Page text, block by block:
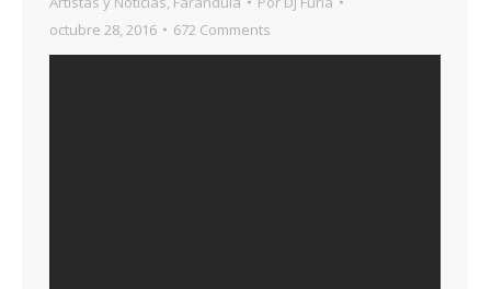
octubre 28, 2016
672 Comments